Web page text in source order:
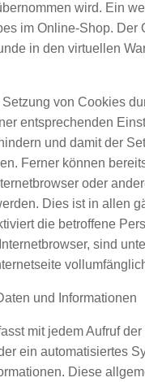
wird. Ein
im Online-Shop. Der
in den virtuellen
von Cookies
entsprechenden
und damit der
Ferner können
oder
Dies ist in allen
die betroffene
sind
und Informationen
mit jedem Aufruf
ein automatisiertes
Diese